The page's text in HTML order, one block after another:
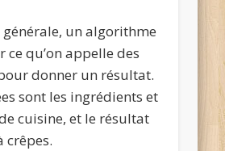
générale, un algorithme
ce qu’on appelle des
donner un résultat.
sont les ingrédients et
cuisine, et le résultat
crêpes.